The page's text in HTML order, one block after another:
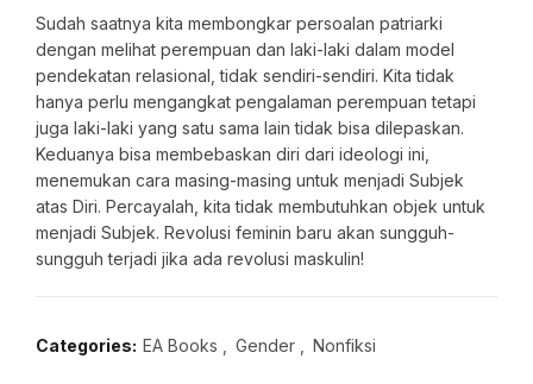
price
was:
Rp 108.000.
price
is:
Rp 86.400.
Sudah saatnya kita membongkar persoalan patriarki
dengan melihat perempuan dan laki-laki dalam model
pendekatan relasional, tidak sendiri-sendiri. Kita tidak
hanya perlu mengangkat pengalaman perempuan tetapi
juga laki-laki yang satu sama lain tidak bisa dilepaskan.
Keduanya bisa membebaskan diri dari ideologi ini,
menemukan cara masing-masing untuk menjadi Subjek
atas Diri. Percayalah, kita tidak membutuhkan objek untuk
menjadi Subjek. Revolusi feminin baru akan sungguh-
sungguh terjadi jika ada revolusi maskulin!
Categories: EA Books Gender Nonfiksi